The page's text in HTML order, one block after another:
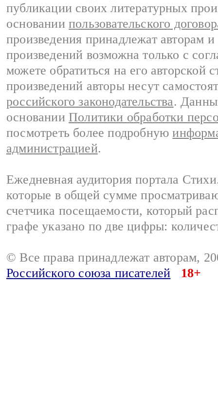
публикации своих литературных
основании пользовательского
произведения принадлежат авторам
произведений возможна только с
можете обратиться на его авторской
произведений авторы несут
российского законодательства.
основании Политики обработки
посмотреть более подробную
администрацией.
Ежедневная аудитория портала
которые в общей сумме
счетчика посещаемости, который
графе указано по две цифры:
© Все права принадлежат авторам,
Российского союза писателей
18+